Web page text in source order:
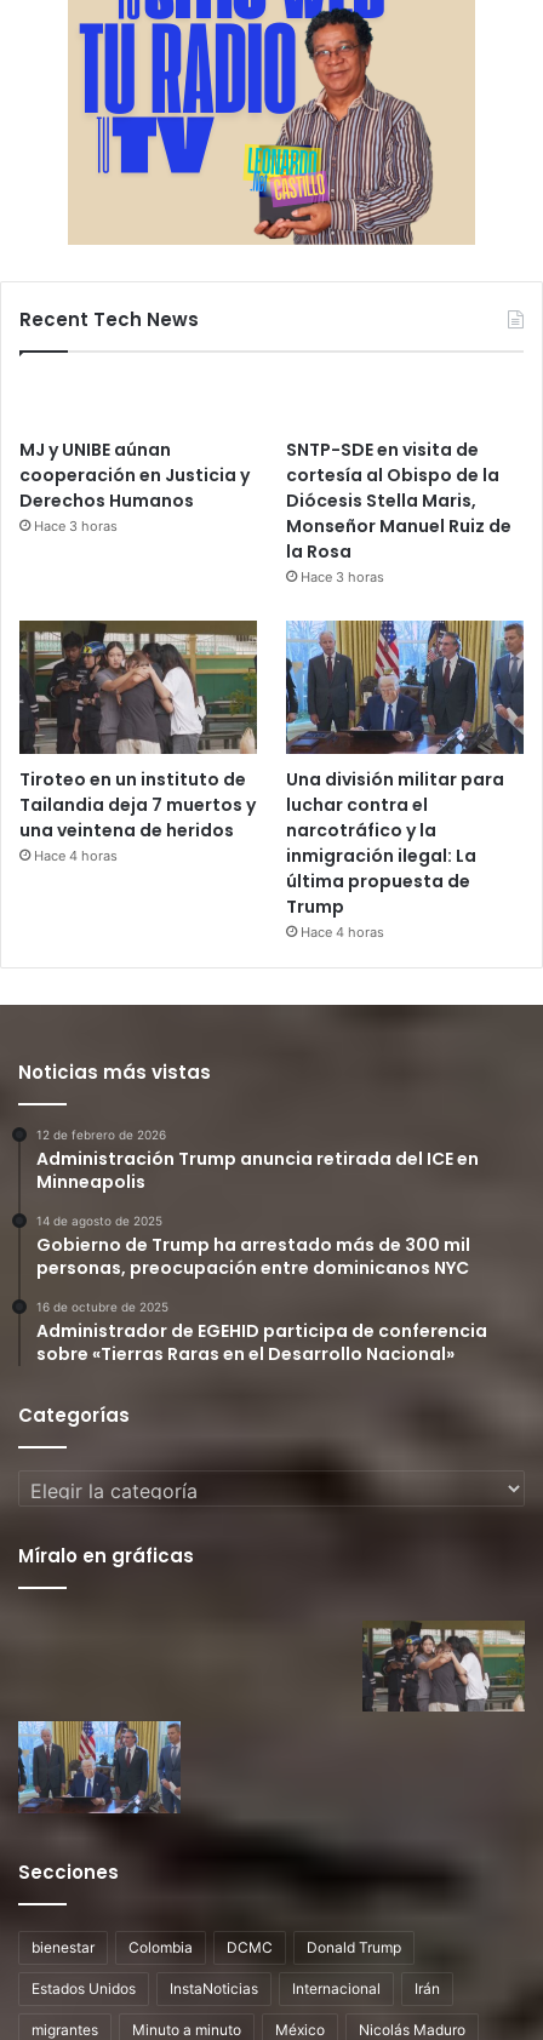
Recent Tech News
MJ y UNIBE aúnan
cooperación en Justicia y
Derechos Humanos
Hace 3 horas
SNTP-SDE en visita de
cortesía al Obispo de la
Diócesis Stella Maris,
Monseñor Manuel Ruiz de
la Rosa
Hace 3 horas
Tiroteo en un instituto de
Tailandia deja 7 muertos y
una veintena de heridos
Hace 4 horas
Una división militar para
luchar contra el
narcotráfico y la
inmigración ilegal: La
última propuesta de
Trump
Hace 4 horas
Noticias más vistas
12 de febrero de 2026
Administración Trump anuncia retirada del ICE en
Minneapolis
14 de agosto de 2025
Gobierno de Trump ha arrestado más de 300 mil
personas, preocupación entre dominicanos NYC
16 de octubre de 2025
Administrador de EGEHID participa de conferencia
sobre «Tierras Raras en el Desarrollo Nacional»
Categorías
Categorías
Míralo en gráficas
Secciones
bienestar Colombia DCMC Donald Trump
Estados Unidos InstaNoticias Internacional Irán
migrantes Minuto a minuto México Nicolás Maduro